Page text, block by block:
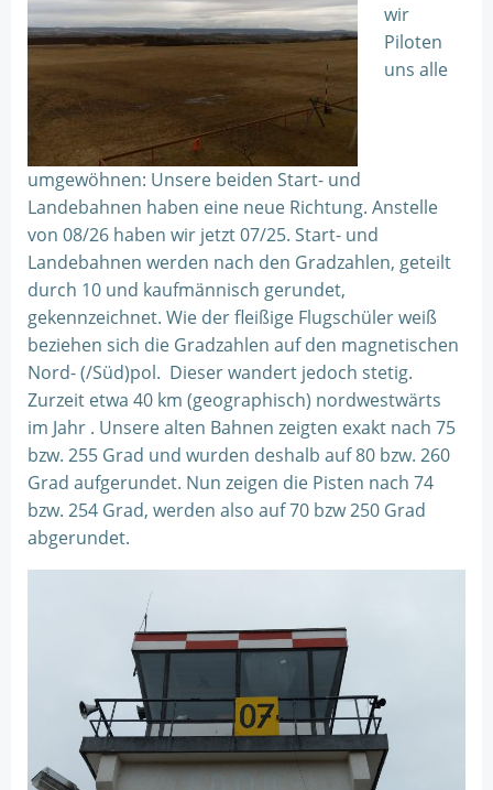
wir
Piloten
uns alle
umgewöhnen: Unsere beiden Start- und
Landebahnen haben eine neue Richtung. Anstelle
von 08/26 haben wir jetzt 07/25. Start- und
Landebahnen werden nach den Gradzahlen, geteilt
durch 10 und kaufmännisch gerundet,
gekennzeichnet. Wie der fleißige Flugschüler weiß
beziehen sich die Gradzahlen auf den magnetischen
Nord- (/Süd)pol. Dieser wandert jedoch stetig.
Zurzeit etwa 40 km (geographisch) nordwestwärts
im Jahr . Unsere alten Bahnen zeigten exakt nach 75
bzw. 255 Grad und wurden deshalb auf 80 bzw. 260
Grad aufgerundet. Nun zeigen die Pisten nach 74
bzw. 254 Grad, werden also auf 70 bzw 250 Grad
abgerundet.